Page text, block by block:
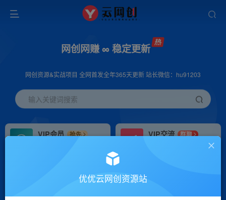
网创网赚 ∞ 稳定更新
网创资源&实战项目 全网首发全年365天更新 站长微信：hu91203
输入关键词搜索
VIP会员
抢先
VIP交流
群聊
研究探讨更多创业项目路子。
会员专属推广链接优优云网创资源站